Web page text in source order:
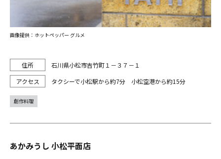
石川県小松市吉竹町１－３７－１
タクシーで小松駅から約7分 小松空港から約15分
画像提供：ホットペッパー グルメ
創作料理
あかみうし 小松平面店